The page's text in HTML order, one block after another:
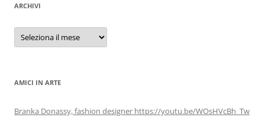
ARCHIVI
Archivi
AMICI IN ARTE
Branka Donassy, fashion designer https://youtu.be/WOsHVcBh_Tw